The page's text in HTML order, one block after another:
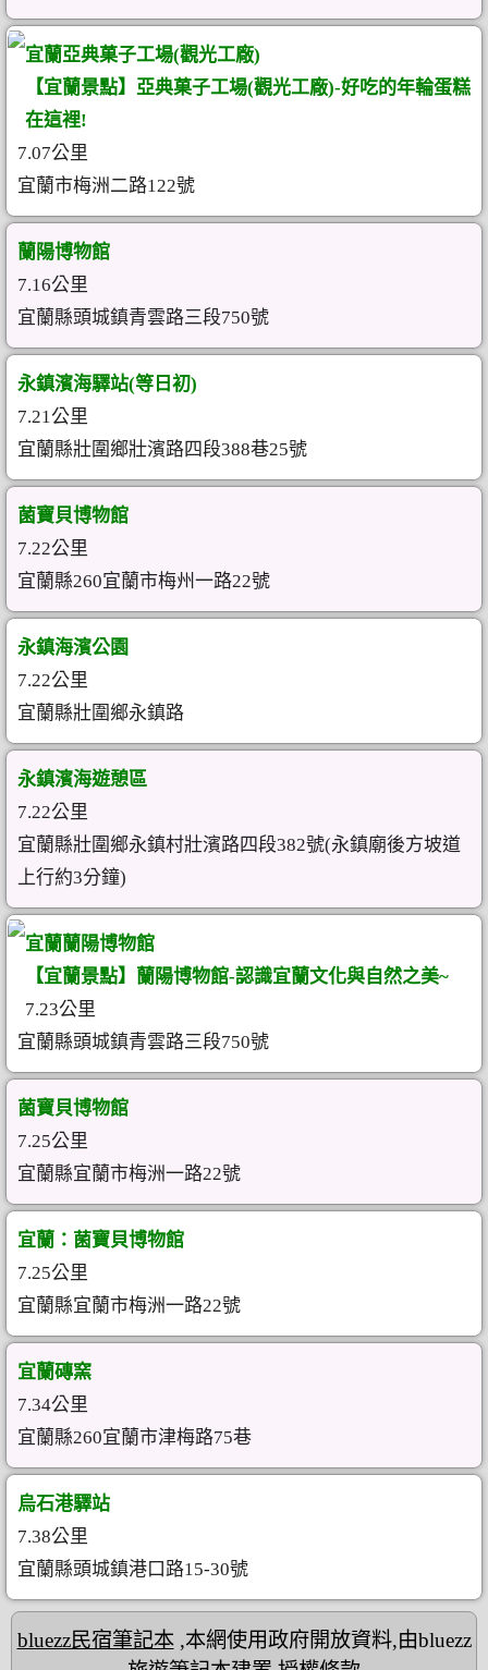
宜蘭亞典菓子工場(觀光工廠)
【宜蘭景點】亞典菓子工場(觀光工廠)-好吃的年輪蛋糕
在這裡!
7.07公里
宜蘭市梅洲二路122號
蘭陽博物館
7.16公里
宜蘭縣頭城鎮青雲路三段750號
永鎮濱海驛站(等日初)
7.21公里
宜蘭縣壯圍鄉壯濱路四段388巷25號
菌寶貝博物館
7.22公里
宜蘭縣260宜蘭市梅州一路22號
永鎮海濱公園
7.22公里
宜蘭縣壯圍鄉永鎮路
永鎮濱海遊憩區
7.22公里
宜蘭縣壯圍鄉永鎮村壯濱路四段382號(永鎮廟後方坡道
上行約3分鐘)
宜蘭蘭陽博物館
【宜蘭景點】蘭陽博物館-認識宜蘭文化與自然之美~
7.23公里
宜蘭縣頭城鎮青雲路三段750號
菌寶貝博物館
7.25公里
宜蘭縣宜蘭市梅洲一路22號
宜蘭：菌寶貝博物館
7.25公里
宜蘭縣宜蘭市梅洲一路22號
宜蘭磚窯
7.34公里
宜蘭縣260宜蘭市津梅路75巷
烏石港驛站
7.38公里
宜蘭縣頭城鎮港口路15-30號
bluezz民宿筆記本,本網使用政府開放資料,由bluezz